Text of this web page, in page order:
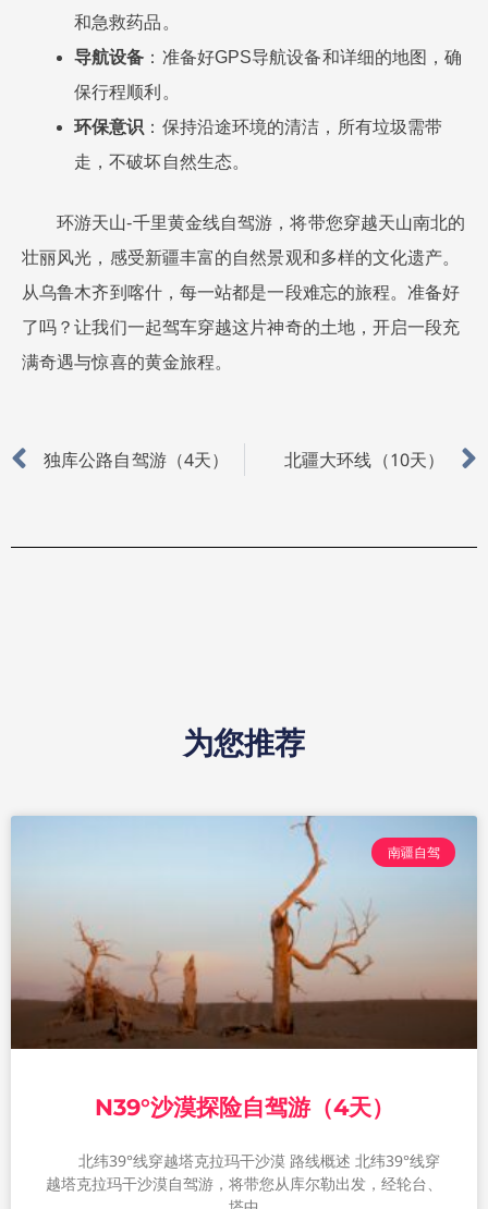
和急救药品。
导航设备 ：准备好GPS导航设备和详细的地图，确
保行程顺利。
环保意识 ：保持沿途环境的清洁，所有垃圾需带
走，不破坏自然生态。
环游天山-千里黄金线自驾游，将带您穿越天山南北的
壮丽风光，感受新疆丰富的自然景观和多样的文化遗产。
从乌鲁木齐到喀什，每一站都是一段难忘的旅程。准备好
了吗？让我们一起驾车穿越这片神奇的土地，开启一段充
满奇遇与惊喜的黄金旅程。
Prev
独库公路自驾游（4天） 北疆大环线（10天）
为您推荐
南疆自驾
N39°沙漠探险自驾游（4天）
北纬39°线穿越塔克拉玛干沙漠 路线概述 北纬39°线穿
越塔克拉玛干沙漠自驾游，将带您从库尔勒出发，经轮台、